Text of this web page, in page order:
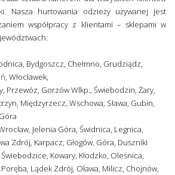
Nasza hurtowania odzieży używanej jest
współpracy z klientami – sklepami w
Bydgoszcz, Chełmno, Grudziądz,
Włocławek,
Przewóz, Gorzów Wlkp., Świebodzin, Żary,
Międzyrzecz, Wschowa, Sława, Gubin,
Jelenia Góra, Świdnica, Legnica,
Zdrój, Karpacz, Głogów, Góra, Duszniki
Kowary, Kłodzko, Oleśnica,
Lądek Zdrój, Oława, Milicz, Chojnów,